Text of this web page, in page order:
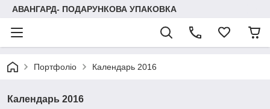
АВАНГАРД- ПОДАРУНКОВА УПАКОВКА
Портфоліо Календарь 2016
Календарь 2016